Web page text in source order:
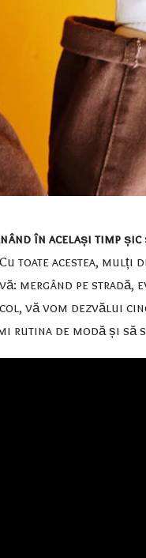
în același timp
toate acestea,
mergând pe
vă vom dezvălui
rutina de modă și să